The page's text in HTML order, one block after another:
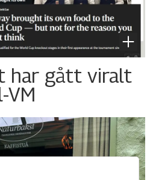
har gått viralt
VM